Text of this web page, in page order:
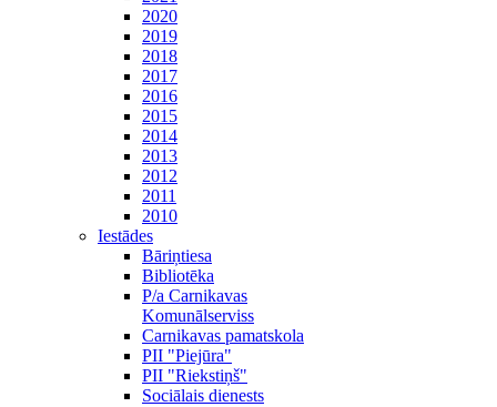
2020
2019
2018
2017
2016
2015
2014
2013
2012
2011
2010
Iestādes
Bāriņtiesa
Bibliotēka
P/a Carnikavas
Komunālserviss
Carnikavas pamatskola
PII "Piejūra"
PII "Riekstiņš"
Sociālais dienests